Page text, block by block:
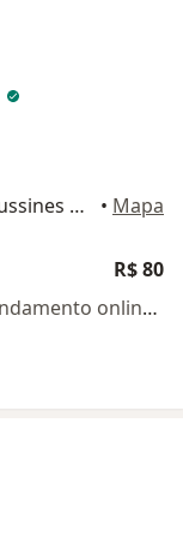
Rua Monza, 226 -Sala 509 - PME Bussines Office, Palhoça • Mapa
R$ 80
Esse especialista não oferece agendamento online para esse endereço.